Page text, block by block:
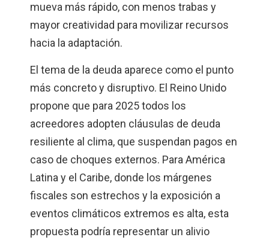
mueva más rápido, con menos trabas y
mayor creatividad para movilizar recursos
hacia la adaptación.
El tema de la deuda aparece como el punto
más concreto y disruptivo. El Reino Unido
propone que para 2025 todos los
acreedores adopten cláusulas de deuda
resiliente al clima, que suspendan pagos en
caso de choques externos. Para América
Latina y el Caribe, donde los márgenes
fiscales son estrechos y la exposición a
eventos climáticos extremos es alta, esta
propuesta podría representar un alivio